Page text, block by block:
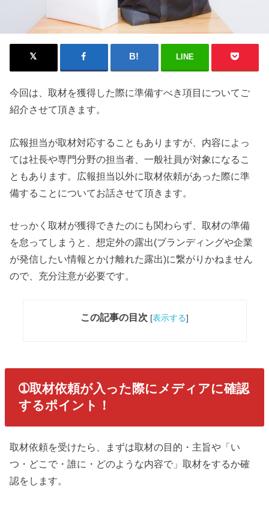
LINE
今回は、取材を獲得した際に準備すべき項目についてご
紹介させて頂きます。
広報担当が取材対応することもありますが、内容によっ
ては社長や専門分野の担当者、一般社員が対象になるこ
ともあります。広報担当以外に取材依頼があった際に準
備することについてお話させて頂きます。
せっかく取材が獲得できたのにも関わらず、取材の準備
を怠ってしまうと、想定外の露出(ブランディングや企業
が発信したい情報とかけ離れた露出)に繋がりかねません
ので、充分注意が必要です。
この記事の目次 [表示する]
➀取材依頼が入った際にメディアに確認
するポイント！
取材依頼を受けたら、まずは取材の目的・主旨や「い
つ・どこで・誰に・どのような内容で」取材をするか確
認をします。